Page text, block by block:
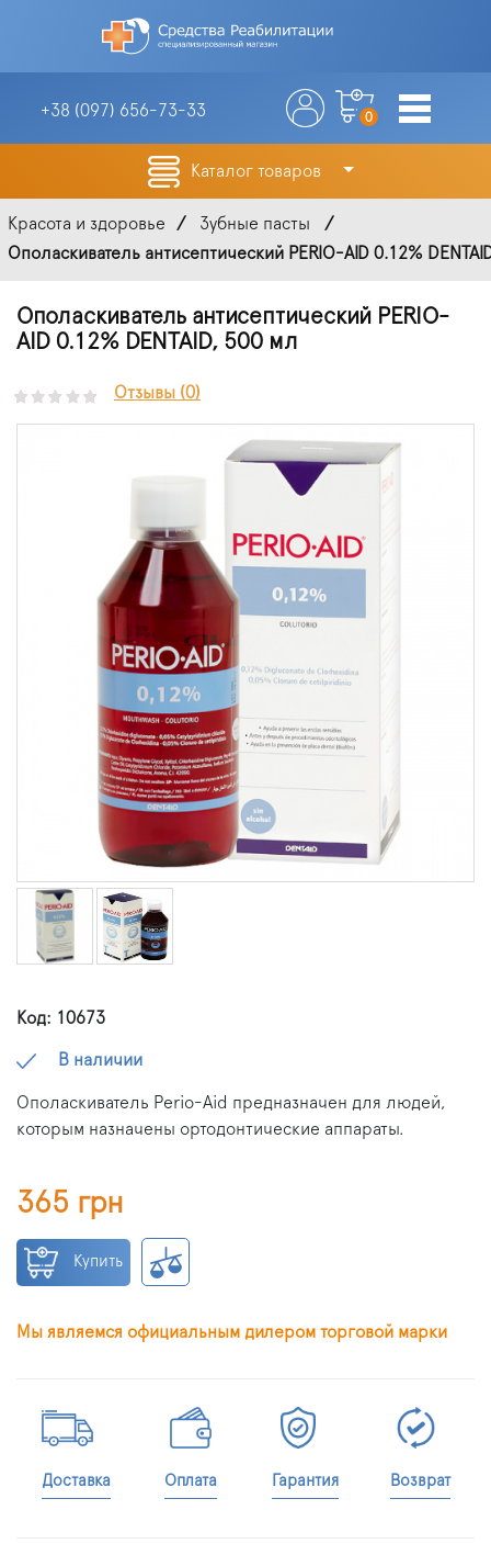
+38 (097) 656-73-33 0
Каталог товаров
Красота и здоровье
Зубные пасты
Ополаскиватель антисептический PERIO-AID 0.12%
Ополаскиватель антисептический PERIO-
AID 0.12% DENTAID, 500 мл
Отзывы (0)
Код: 10673
В наличии
Ополаскиватель Perio-Aid предназначен для людей,
которым назначены ортодонтические аппараты.
365 грн
Купить
Мы являемся официальным дилером торговой марки
Доставка Оплата Гарантия Возврат